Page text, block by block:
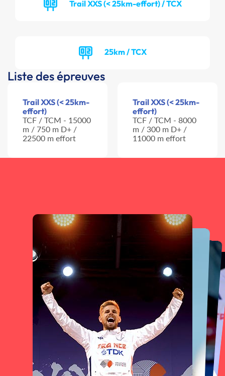
Trail XXS (< 25km-effort) / TCX
25km / TCX
Liste des épreuves
Trail XXS (< 25km-
effort)
TCF / TCM - 15000
m / 750 m D+ /
22500 m effort
Trail XXS (< 25km-
effort)
TCF / TCM - 8000
m / 300 m D+ /
11000 m effort